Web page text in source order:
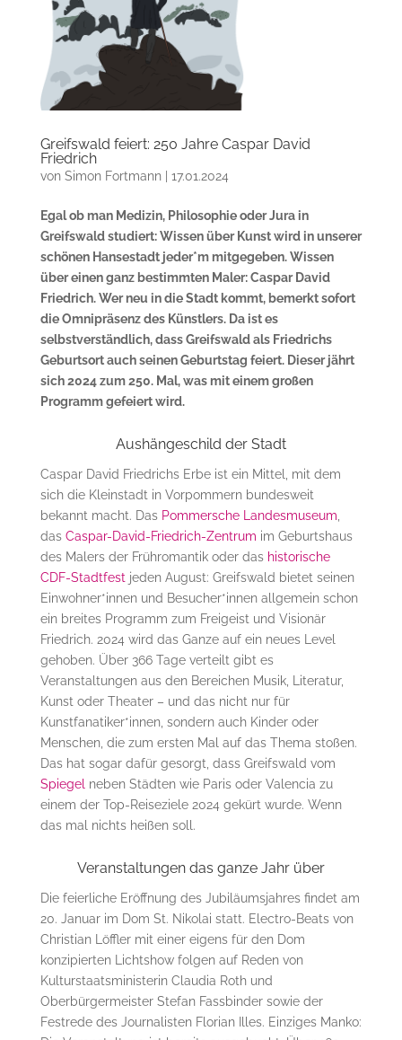
Greifswald feiert: 250 Jahre Caspar David
Friedrich
von Simon Fortmann| 17.01.2024
Egal ob man Medizin, Philosophie oder Jura in
Greifswald studiert: Wissen über Kunst wird in unserer
schönen Hansestadt jeder*m mitgegeben. Wissen
über einen ganz bestimmten Maler: Caspar David
Friedrich. Wer neu in die Stadt kommt, bemerkt sofort
die Omnipräsenz des Künstlers. Da ist es
selbstverständlich, dass Greifswald als Friedrichs
Geburtsort auch seinen Geburtstag feiert. Dieser jährt
sich 2024 zum 250. Mal, was mit einem großen
Programm gefeiert wird.
Aushängeschild der Stadt
Caspar David Friedrichs Erbe ist ein Mittel, mit dem
sich die Kleinstadt in Vorpommern bundesweit
bekannt macht. Das Pommersche Landesmuseum
das Caspar-David-Friedrich-Zentrum im Geburtshaus
des Malers der Frühromantik oder das historische
CDF-Stadtfest jeden August: Greifswald bietet seinen
Einwohner*innen und Besucher*innen allgemein schon
ein breites Programm zum Freigeist und Visionär
Friedrich. 2024 wird das Ganze auf ein neues Level
gehoben. Über 366 Tage verteilt gibt es
Veranstaltungen aus den Bereichen Musik, Literatur,
Kunst oder Theater – und das nicht nur für
Kunstfanatiker*innen, sondern auch Kinder oder
Menschen, die zum ersten Mal auf das Thema stoßen.
Das hat sogar dafür gesorgt, dass Greifswald vom
Spiegel neben Städten wie Paris oder Valencia zu
einem der Top-Reiseziele 2024 gekürt wurde. Wenn
das mal nichts heißen soll.
Veranstaltungen das ganze Jahr über
Die feierliche Eröffnung des Jubiläumsjahres findet am
20. Januar im Dom St. Nikolai statt. Electro-Beats von
Christian Löffler mit einer eigens für den Dom
konzipierten Lichtshow folgen auf Reden von
Kulturstaatsministerin Claudia Roth und
Oberbürgermeister Stefan Fassbinder sowie der
Festrede des Journalisten Florian Illes. Einziges Manko: